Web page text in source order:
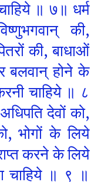
॥ ७॥ धर्म
की,
की, बाधाओं
बलवान् होने के
चाहिये ॥ ८
देवों को,
भोगों के लिये
करने के लिये
चाहिये ॥ ९ ॥